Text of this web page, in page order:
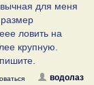
для меня
ловить на
крупную.
водолаз